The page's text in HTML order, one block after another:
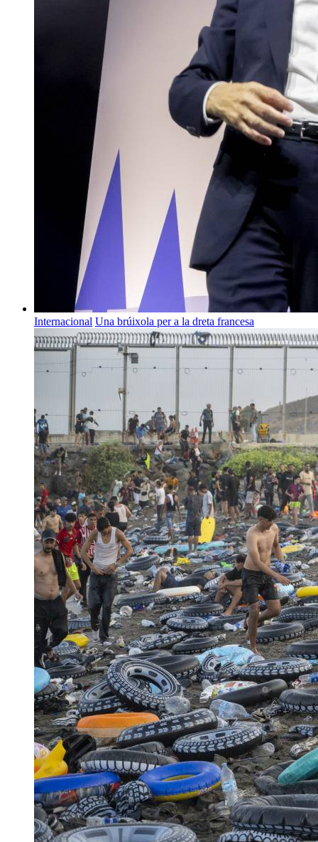
Internacional Una brúixola per a la dreta francesa